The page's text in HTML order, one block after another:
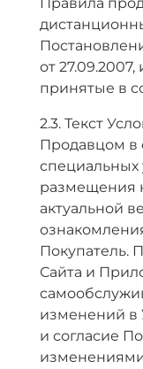
от
принятые в
2.3. Текст
Продавцом в
размещения
актуальной
Покупатель.
Сайта и
изменений в
и согласие